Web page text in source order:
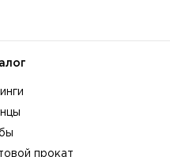
прокат